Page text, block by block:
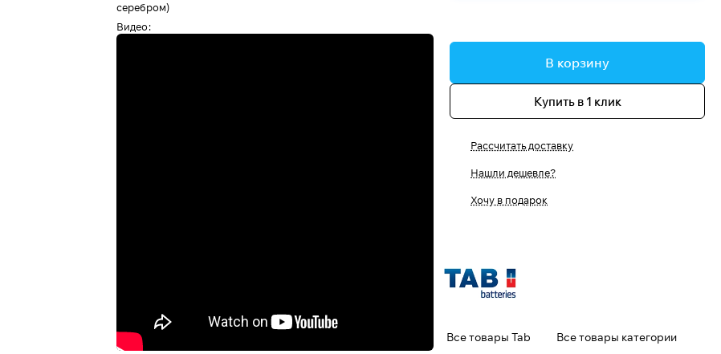
серебром)
Видео:
В корзину
Купить в 1 клик
Рассчитать доставку
Нашли дешевле?
Хочу в подарок
Все товары Tab Все товары категории